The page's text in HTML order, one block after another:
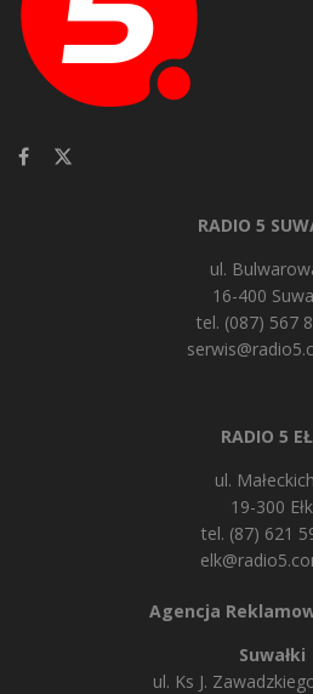
RADIO 5
ul.
16-400
tel. (087) 567
RADIO 5
ul.
19-300 Ełk
tel. (87) 621
Agencja
Suwałki
ul. Ks J.